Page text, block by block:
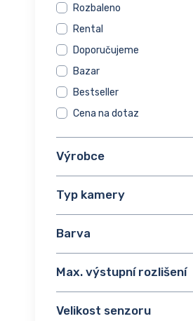
Rozbaleno
Rental
Doporučujeme
Bazar
Bestseller
Cena na dotaz
Výrobce
Typ kamery
Barva
Max. výstupní rozlišení
Velikost senzoru